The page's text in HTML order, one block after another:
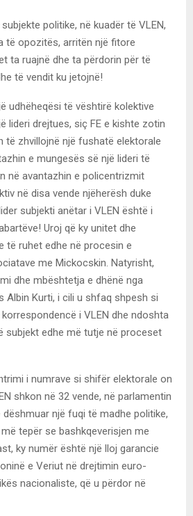
politike, në kuadër të VLEN,
të opozitës, arritën një fitore
ta ruajnë dhe ta përdorin për të
të vendit ku jetojnë!
udhëheqësi të vështirë kolektive
lideri drejtues, siç FE e kishte zotin
të zhvillojnë një fushatë elektorale
e mungesës së një lideri të
në avantazhin e policentrizmit
në disa vende njëherësh duke
subjekti anëtar i VLEN është i
Uroj që ky unitet dhe
të ruhet edhe në procesin e
me Mickocskin. Natyrisht,
dhe mbështetja e dhënë nga
Albin Kurti, i cili u shfaq shpesh si
i VLEN dhe ndoshta
subjekt edhe më tutje në proceset
i numrave si shifër elektorale on
shkon në 32 vende, në parlamentin
një fuqi të madhe politike,
tepër se bashkqeverisjen me
ky numër është një lloj garancie
e Veriut në drejtimin euro-
nacionaliste, që u përdor në